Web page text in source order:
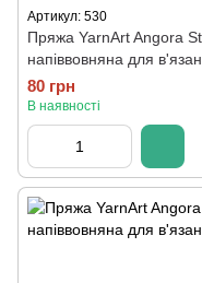
Артикул: 530
Пряжа YarnArt Angora
напіввовняна для
80 грн
В наявності